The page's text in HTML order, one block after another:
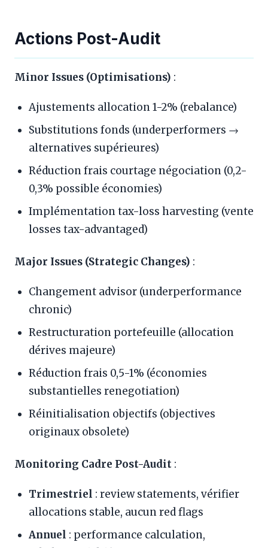
Actions Post-Audit
Minor Issues (Optimisations) :
Ajustements allocation 1-2% (rebalance)
Substitutions fonds (underperformers →
alternatives supérieures)
Réduction frais courtage négociation (0,2-
0,3% possible économies)
Implémentation tax-loss harvesting (vente
losses tax-advantaged)
Major Issues (Strategic Changes) :
Changement advisor (underperformance
chronic)
Restructuration portefeuille (allocation
dérives majeure)
Réduction frais 0,5-1% (économies
substantielles renegotiation)
Réinitialisation objectifs (objectives
originaux obsolete)
Monitoring Cadre Post-Audit :
Trimestriel : review statements, vérifier
allocations stable, aucun red flags
Annuel : performance calculation,